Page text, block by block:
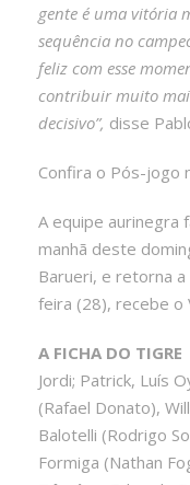
gente é uma vitória
sequência no
feliz com esse
contribuir muito
decisivo”, disse
Confira o Pós-jogo
A equipe aurinegra
manhã deste
Barueri, e retorna
feira (28), recebe o
A FICHA DO TIGRE
Jordi; Patrick, Luís
(Rafael Donato),
Balotelli (Rodrigo
Formiga (Nathan